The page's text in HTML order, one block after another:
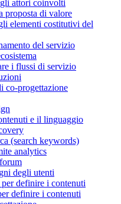
attori coinvolti
proposta di valore
elementi costitutivi del
del servizio
i flussi di servizio
co-progettazione
e il linguaggio
(search keywords)
analytics
degli utenti
definire i contenuti
definire i contenuti